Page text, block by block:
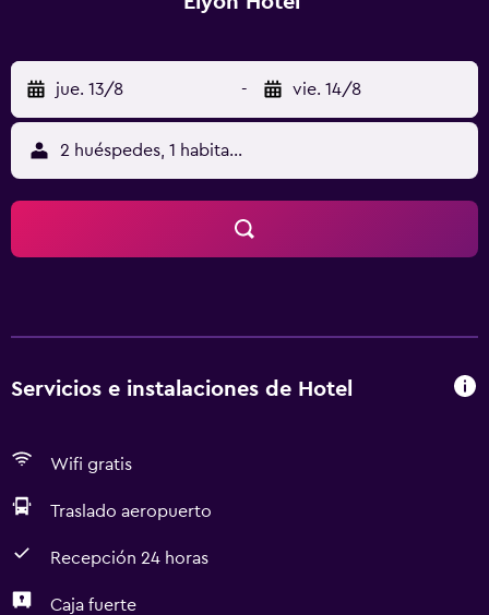
jue. 13/8 - vie. 14/8
2 huéspedes, 1 habitación
Servicios e instalaciones de Hotel
Wifi gratis
Traslado aeropuerto
Recepción 24 horas
Caja fuerte